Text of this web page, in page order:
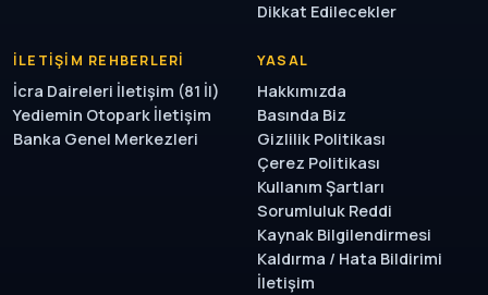
Dikkat Edilecekler
İLETIŞIM REHBERLERI
İcra Daireleri İletişim (81 İl)
Yediemin Otopark İletişim
Banka Genel Merkezleri
YASAL
Hakkımızda
Basında Biz
Gizlilik Politikası
Çerez Politikası
Kullanım Şartları
Sorumluluk Reddi
Kaynak Bilgilendirmesi
Kaldırma / Hata Bildirimi
İletişim